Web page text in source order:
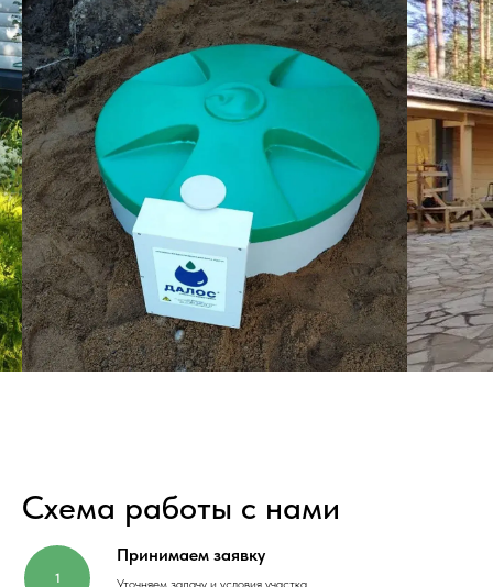
Схема работы с нами
Принимаем заявку
Уточняем задачу и условия участка.